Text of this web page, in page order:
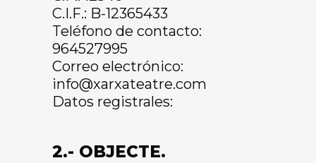
C.I.F.: B-12365433
Teléfono de contacto:
964527995
Correo electrónico:
info@xarxateatre.com
Datos registrales:
2.- OBJECTE.